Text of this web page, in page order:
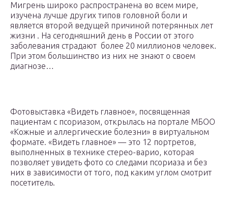
Мигрень широко распространена во всем мире,
изучена лучше других типов головной боли и
является второй ведущей причиной потерянных лет
жизни . На сегодняшний день в России от этого
заболевания страдают более 20 миллионов человек.
При этом большинство из них не знают о своем
диагнозе…
Фотовыставка «Видеть главное», посвященная
пациентам с псориазом, открылась на портале МБОО
«Кожные и аллергические болезни» в виртуальном
формате. «Видеть главное» — это 12 портретов,
выполненных в технике стерео-варио, которая
позволяет увидеть фото со следами псориаза и без
них в зависимости от того, под каким углом смотрит
посетитель.